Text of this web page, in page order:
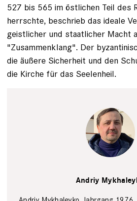
527 bis 565 im östlichen Teil des
herrschte, beschrieb das ideale
geistlicher und staatlicher Macht
"Zusammenklang". Der
die äußere Sicherheit und den
die Kirche für das Seelenheil.
Andriy